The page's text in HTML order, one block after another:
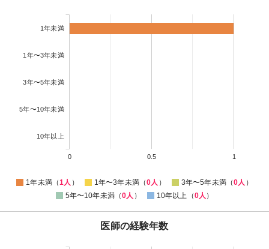
1年未満
1年〜3年未満
3年〜5年未満
5年〜10年未満
10年以上
0 0.5 1
1年未満（1人 ） 1年〜3年未満（0人 ） 3年〜5年未満（0人 ）
5年〜10年未満（0人 ） 10年以上（0人 ）
医師の経験年数